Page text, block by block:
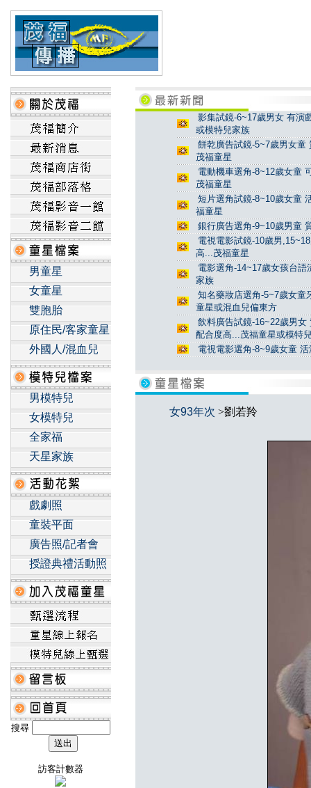
男童星
女童星
雙胞胎
原住民/客家童星
外國人/混血兒
男模特兒
女模特兒
全家福
天星家族
戲劇照
童裝平面
廣告照/記者會
授證典禮活動照
搜尋
訪客計數器
影集試鏡-6~17歲男女 有演
或模特兒家族
餅乾廣告試鏡-5~7歲男女
茂福童星
電動機車選角-8~12歲女童
茂福童星
短片選角試鏡-8~10歲女童
福童星
銀行廣告選角-9~10歲男童
電視電影試鏡-10歲男
高...茂福童星
電影選角-14~17歲女孩台
家族
知名藥妝店選角-5~7歲女童
童星或混血兒偏東方
飲料廣告試鏡-16~22歲男
配合度高...茂福童星或模特
電視電影選角-8~9歲女童
女93年次 >劉若羚